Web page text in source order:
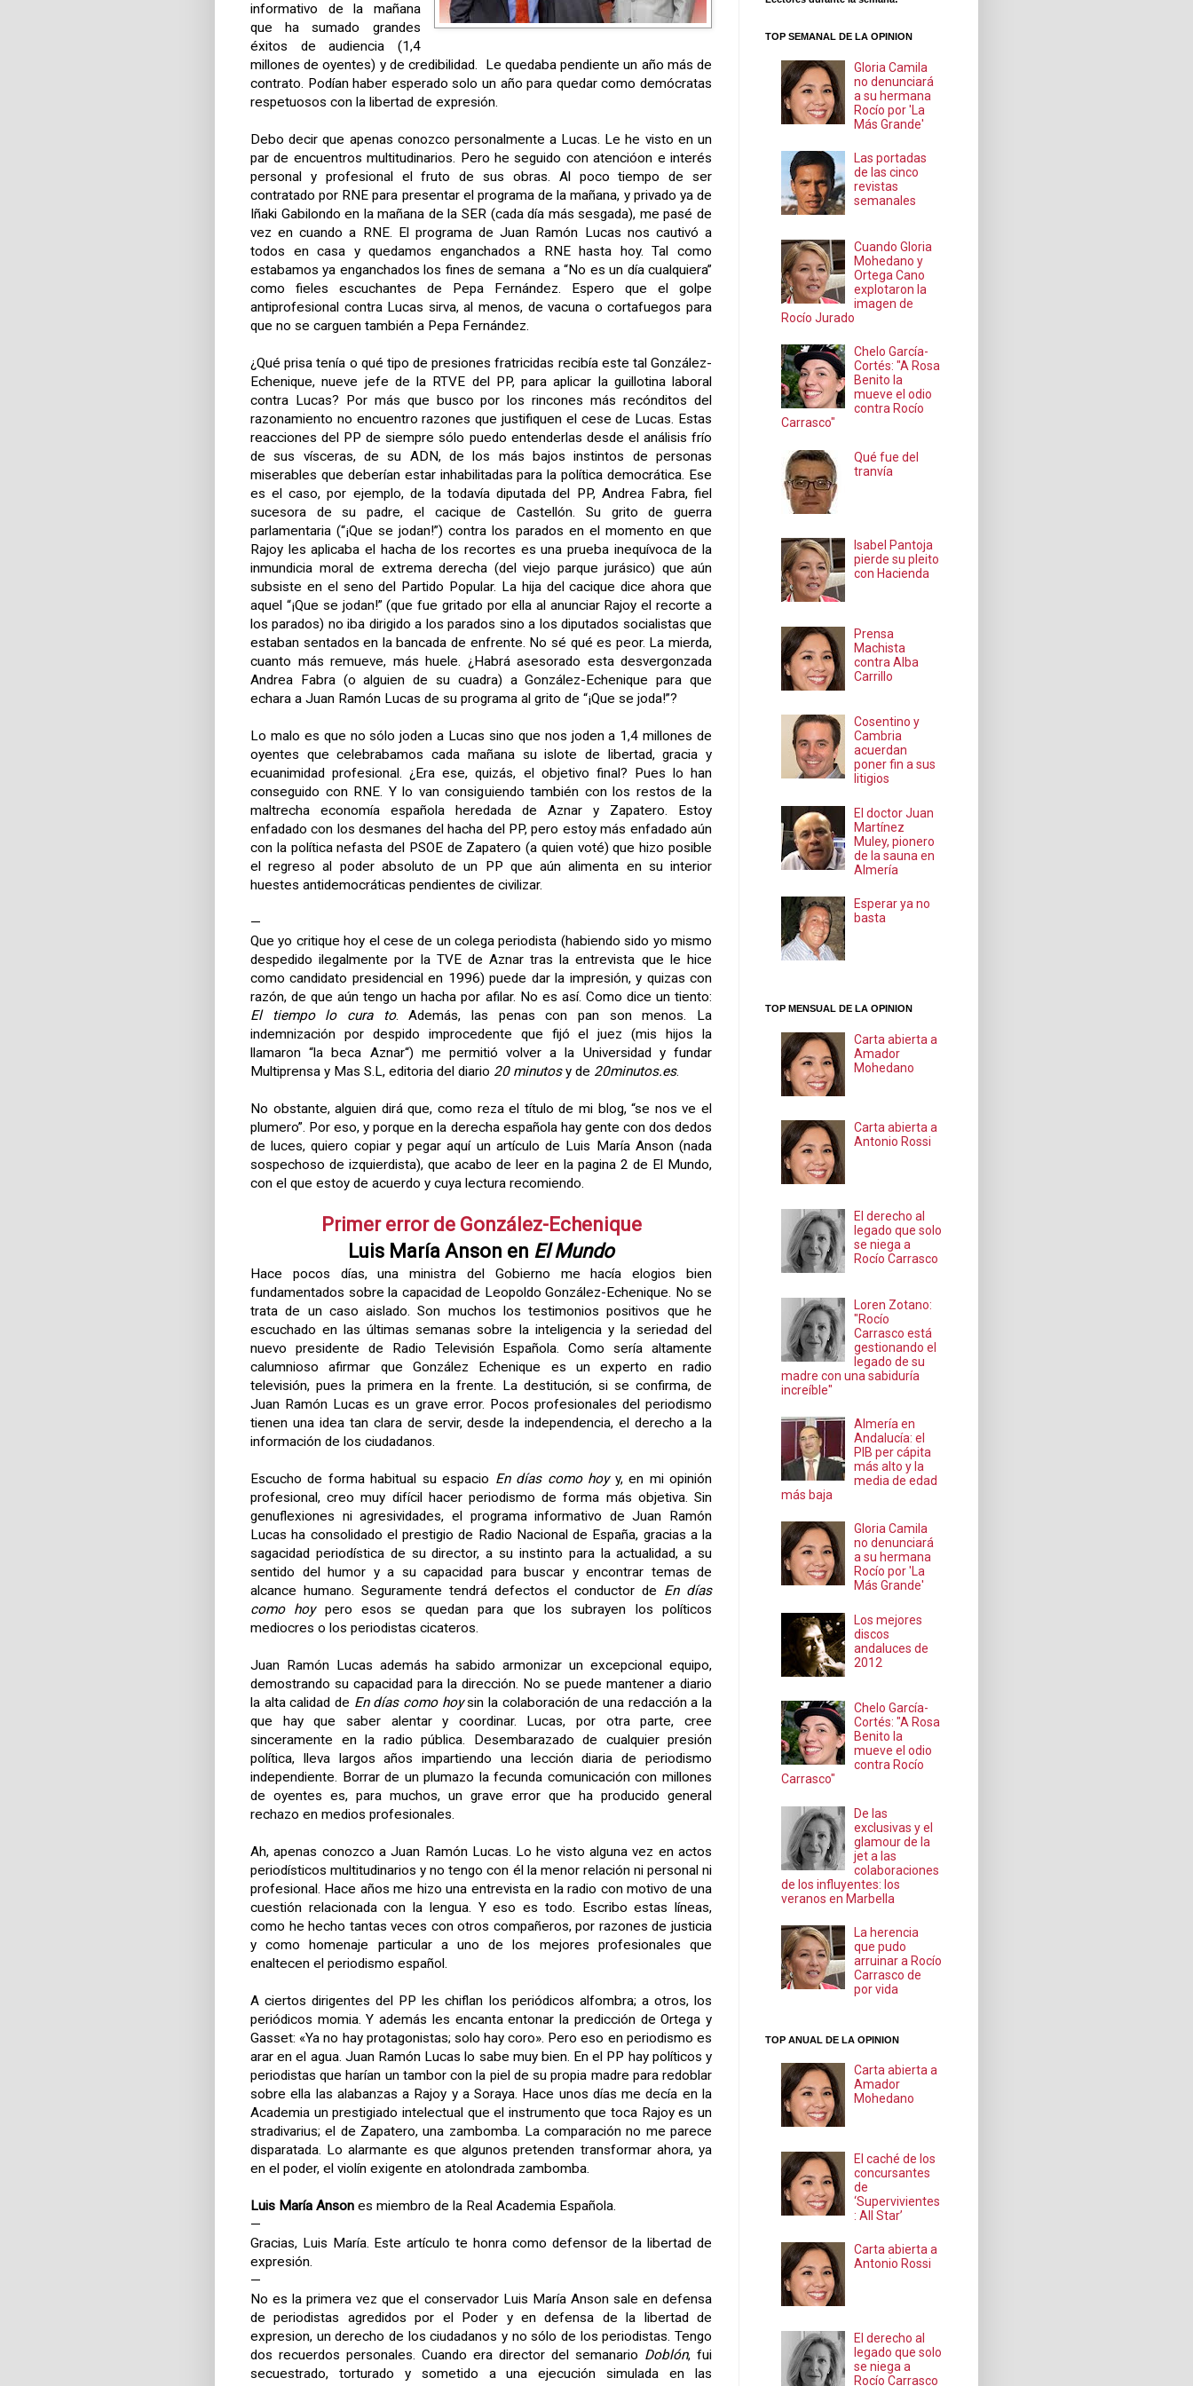
informativo de la mañana
que ha sumado grandes
éxitos de audiencia (1,4
millones de oyentes) y de credibilidad. Le quedaba pendiente un año más de
contrato. Podían haber esperado solo un año para quedar como demócratas
respetuosos con la libertad de expresión.
Debo decir que apenas conozco personalmente a Lucas. Le he visto en un
par de encuentros multitudinarios. Pero he seguido con atencióon e interés
personal y profesional el fruto de sus obras. Al poco tiempo de ser
contratado por RNE para presentar el programa de la mañana, y privado ya de
Iñaki Gabilondo en la mañana de la SER (cada día más sesgada), me pasé de
vez en cuando a RNE. El programa de Juan Ramón Lucas nos cautivó a
todos en casa y quedamos enganchados a RNE hasta hoy. Tal como
estabamos ya enganchados los fines de semana a “No es un día cualquiera”
como fieles escuchantes de Pepa Fernández. Espero que el golpe
antiprofesional contra Lucas sirva, al menos, de vacuna o cortafuegos para
que no se carguen también a Pepa Fernández.
¿Qué prisa tenía o qué tipo de presiones fratricidas recibía este tal González-
Echenique, nueve jefe de la RTVE del PP, para aplicar la guillotina laboral
contra Lucas? Por más que busco por los rincones más recónditos del
razonamiento no encuentro razones que justifiquen el cese de Lucas. Estas
reacciones del PP de siempre sólo puedo entenderlas desde el análisis frío
de sus vísceras, de su ADN, de los más bajos instintos de personas
miserables que deberían estar inhabilitadas para la política democrática. Ese
es el caso, por ejemplo, de la todavía diputada del PP, Andrea Fabra, fiel
sucesora de su padre, el cacique de Castellón. Su grito de guerra
parlamentaria (“¡Que se jodan!”) contra los parados en el momento en que
Rajoy les aplicaba el hacha de los recortes es una prueba inequívoca de la
inmundicia moral de extrema derecha (del viejo parque jurásico) que aún
subsiste en el seno del Partido Popular. La hija del cacique dice ahora que
aquel “¡Que se jodan!” (que fue gritado por ella al anunciar Rajoy el recorte a
los parados) no iba dirigido a los parados sino a los diputados socialistas que
estaban sentados en la bancada de enfrente. No sé qué es peor. La mierda,
cuanto más remueve, más huele. ¿Habrá asesorado esta desvergonzada
Andrea Fabra (o alguien de su cuadra) a González-Echenique para que
echara a Juan Ramón Lucas de su programa al grito de “¡Que se joda!”?
Lo malo es que no sólo joden a Lucas sino que nos joden a 1,4 millones de
oyentes que celebrabamos cada mañana su islote de libertad, gracia y
ecuanimidad profesional. ¿Era ese, quizás, el objetivo final? Pues lo han
conseguido con RNE. Y lo van consiguiendo también con los restos de la
maltrecha economía española heredada de Aznar y Zapatero. Estoy
enfadado con los desmanes del hacha del PP, pero estoy más enfadado aún
con la política nefasta del PSOE de Zapatero (a quien voté) que hizo posible
el regreso al poder absoluto de un PP que aún alimenta en su interior
huestes antidemocráticas pendientes de civilizar.
—
Que yo critique hoy el cese de un colega periodista (habiendo sido yo mismo
despedido ilegalmente por la TVE de Aznar tras la entrevista que le hice
como candidato presidencial en 1996) puede dar la impresión, y quizas con
razón, de que aún tengo un hacha por afilar. No es así. Como dice un tiento:
El tiempo lo cura to. Además, las penas con pan son menos. La
indemnización por despido improcedente que fijó el juez (mis hijos la
llamaron “la beca Aznar“) me permitió volver a la Universidad y fundar
Multiprensa y Mas S.L, editoria del diario 20 minutosy de 20minutos.es.
No obstante, alguien dirá que, como reza el título de mi blog, “se nos ve el
plumero”. Por eso, y porque en la derecha española hay gente con dos dedos
de luces, quiero copiar y pegar aquí un artículo de Luis María Anson (nada
sospechoso de izquierdista), que acabo de leer en la pagina 2 de El Mundo,
con el que estoy de acuerdo y cuya lectura recomiendo.
Primer error de González-Echenique
Luis María Anson en El Mundo
Hace pocos días, una ministra del Gobierno me hacía elogios bien
fundamentados sobre la capacidad de Leopoldo González-Echenique. No se
trata de un caso aislado. Son muchos los testimonios positivos que he
escuchado en las últimas semanas sobre la inteligencia y la seriedad del
nuevo presidente de Radio Televisión Española. Como sería altamente
calumnioso afirmar que González Echenique es un experto en radio
televisión, pues la primera en la frente. La destitución, si se confirma, de
Juan Ramón Lucas es un grave error. Pocos profesionales del periodismo
tienen una idea tan clara de servir, desde la independencia, el derecho a la
información de los ciudadanos.
Escucho de forma habitual su espacio En días como hoyy, en mi opinión
profesional, creo muy difícil hacer periodismo de forma más objetiva. Sin
genuflexiones ni agresividades, el programa informativo de Juan Ramón
Lucas ha consolidado el prestigio de Radio Nacional de España, gracias a la
sagacidad periodística de su director, a su instinto para la actualidad, a su
sentido del humor y a su capacidad para buscar y encontrar temas de
alcance humano. Seguramente tendrá defectos el conductor de En días
como hoypero esos se quedan para que los subrayen los políticos
mediocres o los periodistas cicateros.
Juan Ramón Lucas además ha sabido armonizar un excepcional equipo,
demostrando su capacidad para la dirección. No se puede mantener a diario
la alta calidad de En días como hoysin la colaboración de una redacción a la
que hay que saber alentar y coordinar. Lucas, por otra parte, cree
sinceramente en la radio pública. Desembarazado de cualquier presión
política, lleva largos años impartiendo una lección diaria de periodismo
independiente. Borrar de un plumazo la fecunda comunicación con millones
de oyentes es, para muchos, un grave error que ha producido general
rechazo en medios profesionales.
Ah, apenas conozco a Juan Ramón Lucas. Lo he visto alguna vez en actos
periodísticos multitudinarios y no tengo con él la menor relación ni personal ni
profesional. Hace años me hizo una entrevista en la radio con motivo de una
cuestión relacionada con la lengua. Y eso es todo. Escribo estas líneas,
como he hecho tantas veces con otros compañeros, por razones de justicia
y como homenaje particular a uno de los mejores profesionales que
enaltecen el periodismo español.
A ciertos dirigentes del PP les chiflan los periódicos alfombra; a otros, los
periódicos momia. Y además les encanta entonar la predicción de Ortega y
Gasset: «Ya no hay protagonistas; solo hay coro». Pero eso en periodismo es
arar en el agua. Juan Ramón Lucas lo sabe muy bien. En el PP hay políticos y
periodistas que harían un tambor con la piel de su propia madre para redoblar
sobre ella las alabanzas a Rajoy y a Soraya. Hace unos días me decía en la
Academia un prestigiado intelectual que el instrumento que toca Rajoy es un
stradivarius; el de Zapatero, una zambomba. La comparación no me parece
disparatada. Lo alarmante es que algunos pretenden transformar ahora, ya
en el poder, el violín exigente en atolondrada zambomba.
Luis María Anson es miembro de la Real Academia Española.
—
Gracias, Luis María. Este artículo te honra como defensor de la libertad de
expresión.
—
No es la primera vez que el conservador Luis María Anson sale en defensa
de periodistas agredidos por el Poder y en defensa de la libertad de
expresion, un derecho de los ciudadanos y no sólo de los periodistas. Tengo
dos recuerdos personales. Cuando era director del semanario Doblón, fui
secuestrado, torturado y sometido a una ejecución simulada en las
TOP SEMANAL DE LA OPINION
Gloria Camila
no denunciará
a su hermana
Rocío por 'La
Más Grande'
Las portadas
de las cinco
revistas
semanales
Cuando Gloria
Mohedano y
Ortega Cano
explotaron la
imagen de
Rocío Jurado
Chelo García-
Cortés: "A Rosa
Benito la
mueve el odio
contra Rocío
Carrasco"
Qué fue del
tranvía
Isabel Pantoja
pierde su pleito
con Hacienda
Prensa
Machista
contra Alba
Carrillo
Cosentino y
Cambria
acuerdan
poner fin a sus
litigios
El doctor Juan
Martínez
Muley, pionero
de la sauna en
Almería
Esperar ya no
basta
TOP MENSUAL DE LA OPINION
Carta abierta a
Amador
Mohedano
Carta abierta a
Antonio Rossi
El derecho al
legado que solo
se niega a
Rocío Carrasco
Loren Zotano:
"Rocío
Carrasco está
gestionando el
legado de su
madre con una sabiduría
increíble"
Almería en
Andalucía: el
PIB per cápita
más alto y la
media de edad
más baja
Gloria Camila
no denunciará
a su hermana
Rocío por 'La
Más Grande'
Los mejores
discos
andaluces de
2012
Chelo García-
Cortés: "A Rosa
Benito la
mueve el odio
contra Rocío
Carrasco"
De las
exclusivas y el
glamour de la
jet a las
colaboraciones
de los influyentes: los
veranos en Marbella
La herencia
que pudo
arruinar a Rocío
Carrasco de
por vida
TOP ANUAL DE LA OPINION
Carta abierta a
Amador
Mohedano
El caché de los
concursantes
de
‘Supervivientes
: All Star’
Carta abierta a
Antonio Rossi
El derecho al
legado que solo
se niega a
Rocío Carrasco